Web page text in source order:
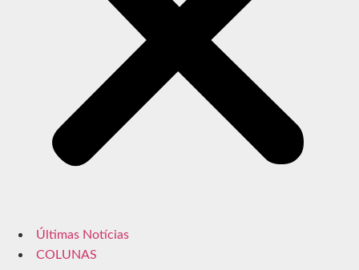
Últimas Notícias
COLUNAS